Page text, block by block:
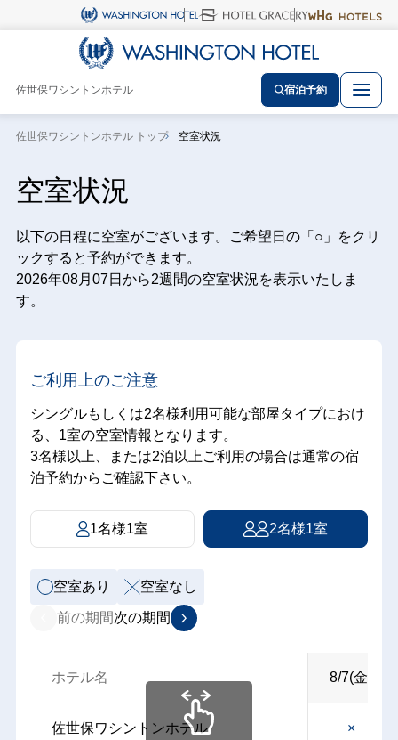
佐世保ワシントンホテル 宿泊予約
佐世保ワシントンホテル トップ 空室状況
空室状況
以下の日程に空室がございます。ご希望日の「○」をクリ
ックすると予約ができます。
2026年08月07日から2週間の空室状況を表示いたしま
す。
ご利用上のご注意
シングルもしくは2名様利用可能な部屋タイプにおけ
る、1室の空室情報となります。
3名様以上、または2泊以上ご利用の場合は通常の宿
泊予約からご確認下さい。
1名様1室 2名様1室
空室あり 空室なし
前の期間次の期間
ホテル名 8/7(金)
佐世保ワシントンホテル ×